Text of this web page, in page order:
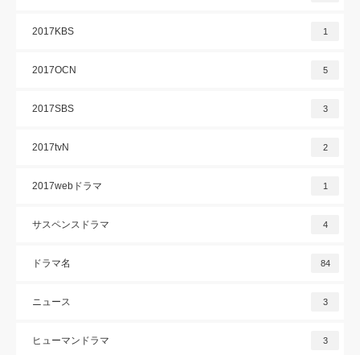
2017KBS 1
2017OCN 5
2017SBS 3
2017tvN 2
2017webドラマ 1
サスペンスドラマ 4
ドラマ名 84
ニュース 3
ヒューマンドラマ 3